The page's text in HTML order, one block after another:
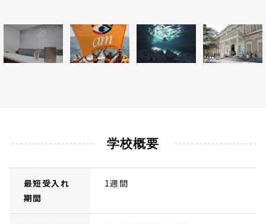
学校概要
最短受入れ
期間
1週間